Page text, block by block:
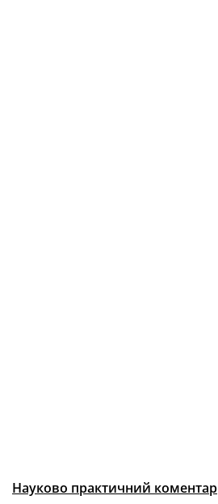
Науково практичний коментар